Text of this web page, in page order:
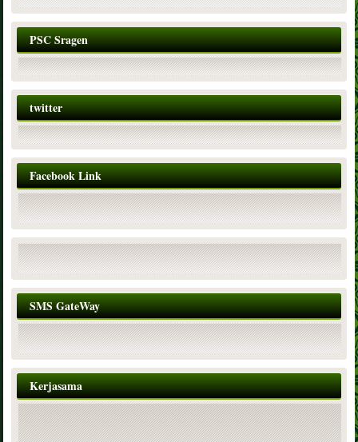
PSC Sragen
twitter
Facebook Link
SMS GateWay
Kerjasama